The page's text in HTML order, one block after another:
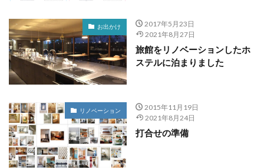
お出かけ
2017年5月23日
2021年8月27日
旅館をリノベーションしたホ
ステルに泊まりました
リノベーション
2015年11月19日
2021年8月24日
打合せの準備